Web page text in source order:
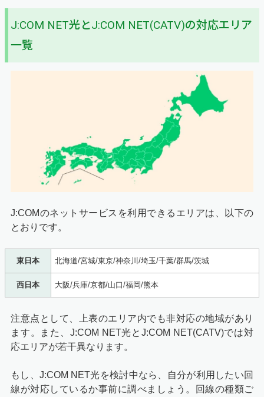
J:COM NET光とJ:COM NET(CATV)の対応エリア
一覧
J:COMのネットサービスを利用できるエリアは、以下の
とおりです。
東日本 北海道/宮城/東京/神奈川/埼玉/千葉/群馬/茨城
西日本 大阪/兵庫/京都/山口/福岡/熊本
注意点として、上表のエリア内でも非対応の地域があり
ます。また、J:COM NET光とJ:COM NET(CATV)では対
応エリアが若干異なります。
もし、J:COM NET光を検討中なら、自分が利用したい回
線が対応しているか事前に調べましょう。回線の種類ご